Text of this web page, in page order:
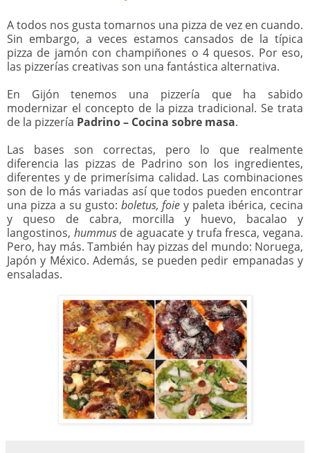
A todos nos gusta tomarnos una pizza de vez en cuando.
Sin embargo, a veces estamos cansados de la típica
pizza de jamón con champiñones o 4 quesos. Por eso,
las pizzerías creativas son una fantástica alternativa.
En Gijón tenemos una pizzería que ha sabido
modernizar el concepto de la pizza tradicional. Se trata
de la pizzería Padrino – Cocina sobre masa.
Las bases son correctas, pero lo que realmente
diferencia las pizzas de Padrino son los ingredientes,
diferentes y de primerísima calidad. Las combinaciones
son de lo más variadas así que todos pueden encontrar
una pizza a su gusto: boletus, foie y paleta ibérica, cecina
y queso de cabra, morcilla y huevo, bacalao y
langostinos, hummus de aguacate y trufa fresca, vegana.
Pero, hay más. También hay pizzas del mundo: Noruega,
Japón y México. Además, se pueden pedir empanadas y
ensaladas.